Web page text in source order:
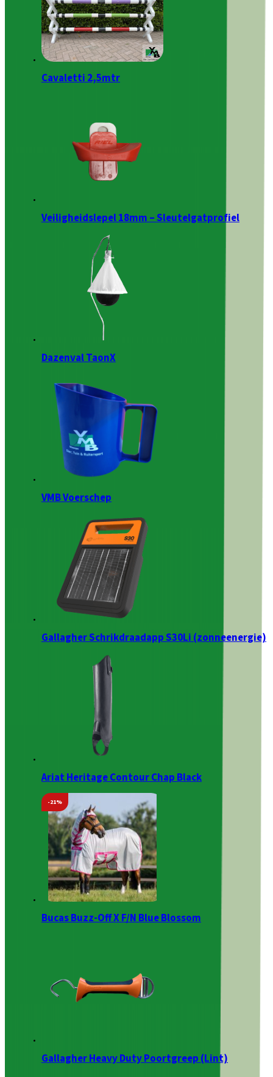
Cavaletti 2,5mtr
Veiligheidslepel 18mm – Sleutelgatprofiel
Dazenval TaonX
VMB Voerschep
Gallagher Schrikdraadapp S30Li (zonneenergie)
Ariat Heritage Contour Chap Black
Bucas Buzz-Off X F/N Blue Blossom
-21%
Gallagher Heavy Duty Poortgreep (Lint)